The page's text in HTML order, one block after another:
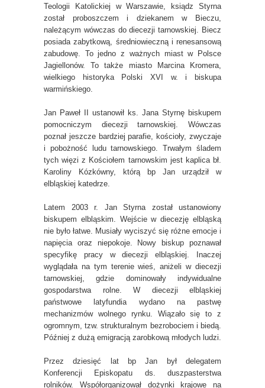
Teologii Katolickiej w Warszawie, ksiądz Styrna
został proboszczem i dziekanem w Bieczu,
należącym wówczas do diecezji tarnowskiej. Biecz
posiada zabytkową, średniowieczną i renesansową
zabudowę. To jedno z ważnych miast w Polsce
Jagiellonów. To także miasto Marcina Kromera,
wielkiego historyka Polski XVI w. i biskupa
warmińskiego.
Jan Paweł II ustanowił ks. Jana Styrnę biskupem
pomocniczym diecezji tarnowskiej. Wówczas
poznał jeszcze bardziej parafie, kościoły, zwyczaje
i pobożność ludu tarnowskiego. Trwałym śladem
tych więzi z Kościołem tarnowskim jest kaplica bł.
Karoliny Kózkówny, którą bp Jan urządził w
elbląskiej katedrze.
Latem 2003 r. Jan Styrna został ustanowiony
biskupem elbląskim. Wejście w diecezję elbląską
nie było łatwe. Musiały wyciszyć się różne emocje i
napięcia oraz niepokoje. Nowy biskup poznawał
specyfikę pracy w diecezji elbląskiej. Inaczej
wyglądała na tym terenie wieś, aniżeli w diecezji
tarnowskiej, gdzie dominowały indywidualne
gospodarstwa rolne. W diecezji elbląskiej
państwowe latyfundia wydano na pastwę
mechanizmów wolnego rynku. Wiązało się to z
ogromnym, tzw. strukturalnym bezrobociem i biedą.
Później z dużą emigracją zarobkową młodych ludzi.
Przez dziesięć lat bp Jan był delegatem
Konferencji Episkopatu ds. duszpasterstwa
rolników. Współorganizował dożynki krajowe na